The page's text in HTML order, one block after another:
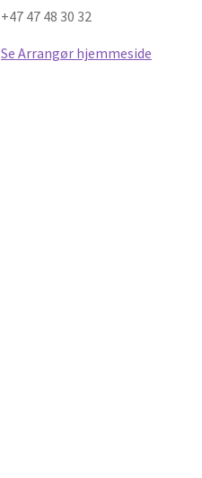
+47 47 48 30 32
Se Arrangør hjemmeside